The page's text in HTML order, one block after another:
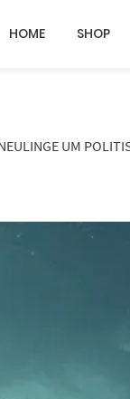
HOME SHOP
UM